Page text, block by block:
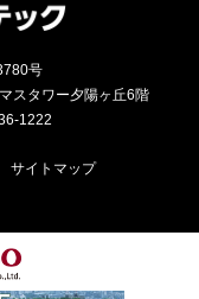
号
スタワー夕陽ヶ丘6階
1222
サイトマップ